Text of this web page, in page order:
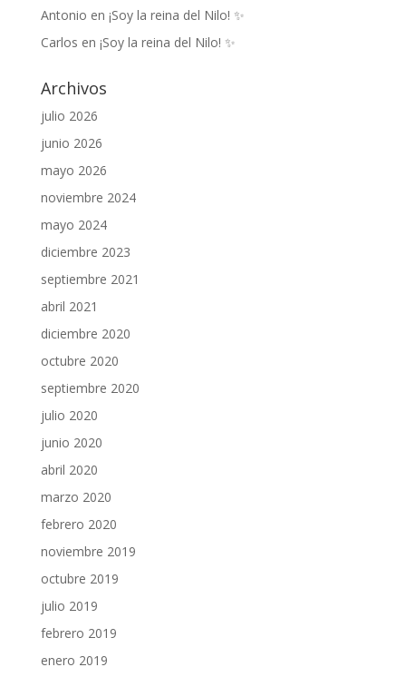
Antonio en ¡Soy la reina del Nilo! ✨
Carlos en ¡Soy la reina del Nilo! ✨
Archivos
julio 2026
junio 2026
mayo 2026
noviembre 2024
mayo 2024
diciembre 2023
septiembre 2021
abril 2021
diciembre 2020
octubre 2020
septiembre 2020
julio 2020
junio 2020
abril 2020
marzo 2020
febrero 2020
noviembre 2019
octubre 2019
julio 2019
febrero 2019
enero 2019